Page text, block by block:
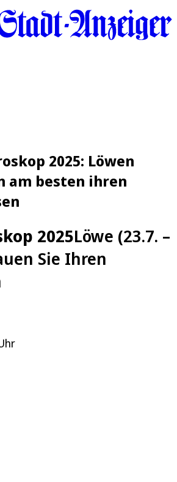
2025: Löwen
am besten ihren
2025Löwe (23.7. –
Sie Ihren